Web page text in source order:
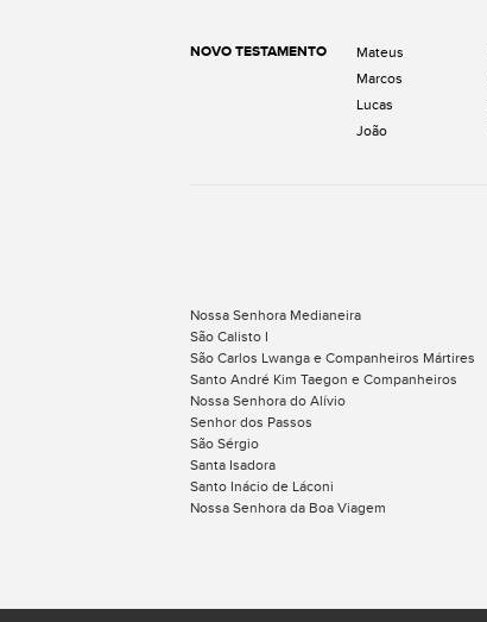
NOVO TESTAMENTO
Mateus
Marcos
Lucas
João
Nossa Senhora Medianeira
São Calisto I
São Carlos Lwanga e Companheiros Mártires
Santo André Kim Taegon e Companheiros
Nossa Senhora do Alívio
Senhor dos Passos
São Sérgio
Santa Isadora
Santo Inácio de Láconi
Nossa Senhora da Boa Viagem